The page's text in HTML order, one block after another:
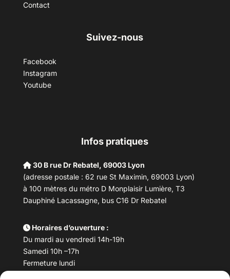
Contact
Suivez-nous
Facebook
Instagram
Youtube
Infos pratiques
30 B rue Dr Rebatel, 69003 Lyon
(adresse postale : 62 rue St Maximin, 69003 Lyon)
à 100 mètres du métro D Monplaisir Lumière, T3
Dauphiné Lacassagne, bus C16 Dr Rebatel
Horaires d’ouverture :
Du mardi au vendredi 14h-19h
Samedi 10h –17h
Fermeture lundi